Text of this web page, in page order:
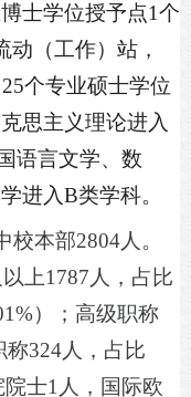
士学位授予点1个
动（工作）站，
个专业硕士学位
思主义理论进入
语言文学、数
进入B类学科。
校本部2804人。
上1787人，占比
）；高级职称
称324人，占比
士1人，国际欧